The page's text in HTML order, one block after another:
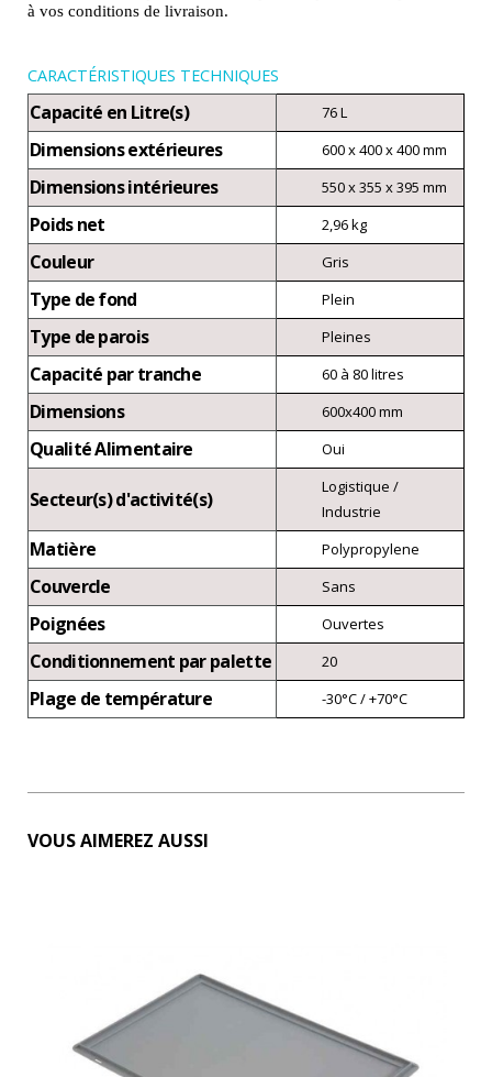
à vos conditions de livraison.
CARACTÉRISTIQUES TECHNIQUES
Capacité en Litre(s) 76 L
Dimensions extérieures 600 x 400 x 400 mm
Dimensions intérieures 550 x 355 x 395 mm
Poids net 2,96 kg
Couleur Gris
Type de fond Plein
Type de parois Pleines
Capacité par tranche 60 à 80 litres
Dimensions 600x400 mm
Qualité Alimentaire Oui
Secteur(s) d'activité(s)
Logistique /
Industrie
Matière Polypropylene
Couvercle Sans
Poignées Ouvertes
Conditionnement par palette 20
Plage de température -30°C / +70°C
VOUS AIMEREZ AUSSI